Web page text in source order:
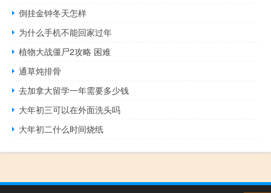
倒挂金钟冬天怎样
为什么手机不能回家过年
植物大战僵尸2攻略 困难
通草炖排骨
去加拿大留学一年需要多少钱
大年初三可以在外面洗头吗
大年初二什么时间烧纸